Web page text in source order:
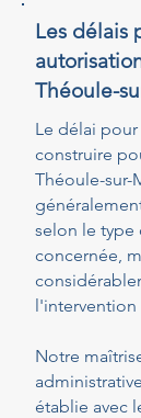
Les délais
Théoule-
Le délai
construire
Théoule-sur-
selon le type
concernée,
l'intervention
Notre
établie avec